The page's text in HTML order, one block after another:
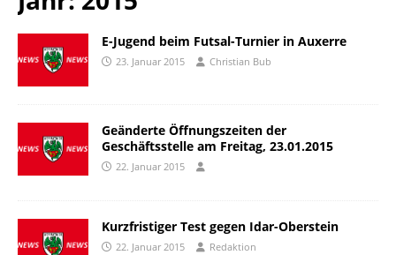
E-Jugend beim Futsal-Turnier in Auxerre
23. Januar 2015 Christian Bub
Geänderte Öffnungszeiten der
Geschäftsstelle am Freitag, 23.01.2015
22. Januar 2015
Kurzfristiger Test gegen Idar-Oberstein
22. Januar 2015 Redaktion